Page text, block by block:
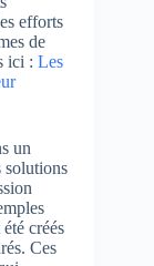
efforts
de
ici : Les
un
solutions
créés
Ces